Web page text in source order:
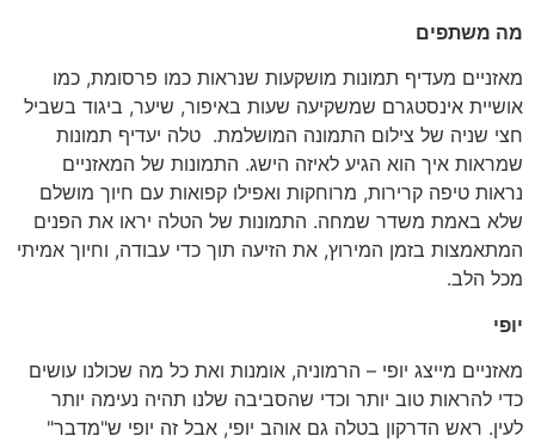
מה משתפים
מאזניים מעדיף תמונות מושקעות שנראות כמו פרסומת, כמו
אושיית אינסטגרם שמשקיעה שעות באיפור, שיער, ביגוד בשביל
חצי שניה של צילום התמונה המושלמת. טלה יעדיף תמונות
שמראות איך הוא הגיע לאיזה הישג. התמונות של המאזניים
נראות טיפה קרירות, מרוחקות ואפילו קפואות עם חיוך מושלם
שלא באמת משדר שמחה. התמונות של הטלה יראו את הפנים
המתאמצות בזמן המירוץ, את הזיעה תוך כדי עבודה, וחיוך אמיתי
מכל הלב.
יופי
מאזניים מייצג יופי – הרמוניה, אומנות ואת כל מה שכולנו עושים
כדי להראות טוב יותר וכדי שהסביבה שלנו תהיה נעימה יותר
לעין. ראש הדרקון בטלה גם אוהב יופי, אבל זה יופי ש"מדבר"